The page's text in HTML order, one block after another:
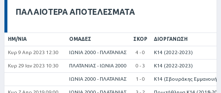
ΠΑΛΑΙΌΤΕΡΑ ΑΠΟΤΕΛΈΣΜΑΤΑ
ΗΜ/ΝΊΑ ΟΜΆΔΕΣ ΣΚΟΡ ΔΙΟΡΓΆΝΩΣΗ
Κυρ 9 Απρ 2023 12:30 ΙΩΝΙΑ 2000 - ΠΛΑΤΑΝΙΑΣ 4 - 0 Κ14 (2022-2023)
Κυρ 29 Ιαν 2023 10:30 ΠΛΑΤΑΝΙΑΣ - ΙΩΝΙΑ 2000 0 - 3 Κ14 (2022-2023)
ΙΩΝΙΑ 2000 - ΠΛΑΤΑΝΙΑΣ 1 - 0 Κ14 (Σβουράκης